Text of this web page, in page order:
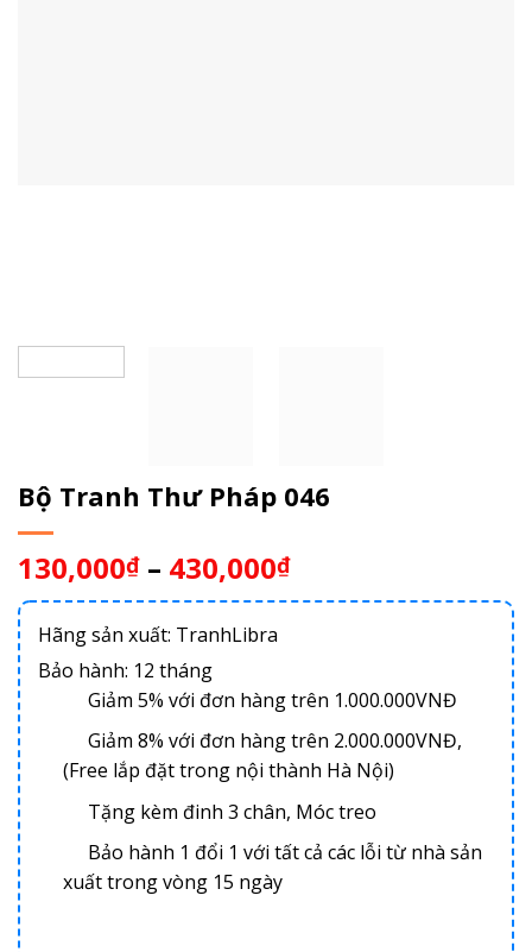
Bộ Tranh Thư Pháp 046
130,000₫ – 430,000₫
Hãng sản xuất: TranhLibra
Bảo hành: 12 tháng
Giảm 5% với đơn hàng trên 1.000.000VNĐ
Giảm 8% với đơn hàng trên 2.000.000VNĐ,
(Free lắp đặt trong nội thành Hà Nội)
Tặng kèm đinh 3 chân, Móc treo
Bảo hành 1 đổi 1 với tất cả các lỗi từ nhà sản
xuất trong vòng 15 ngày